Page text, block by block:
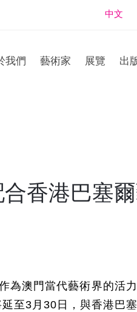
中文
我們 藝術家 展覽 出
香港巴塞
為澳門當代藝術界的活
至3 月 30 日，與香港巴